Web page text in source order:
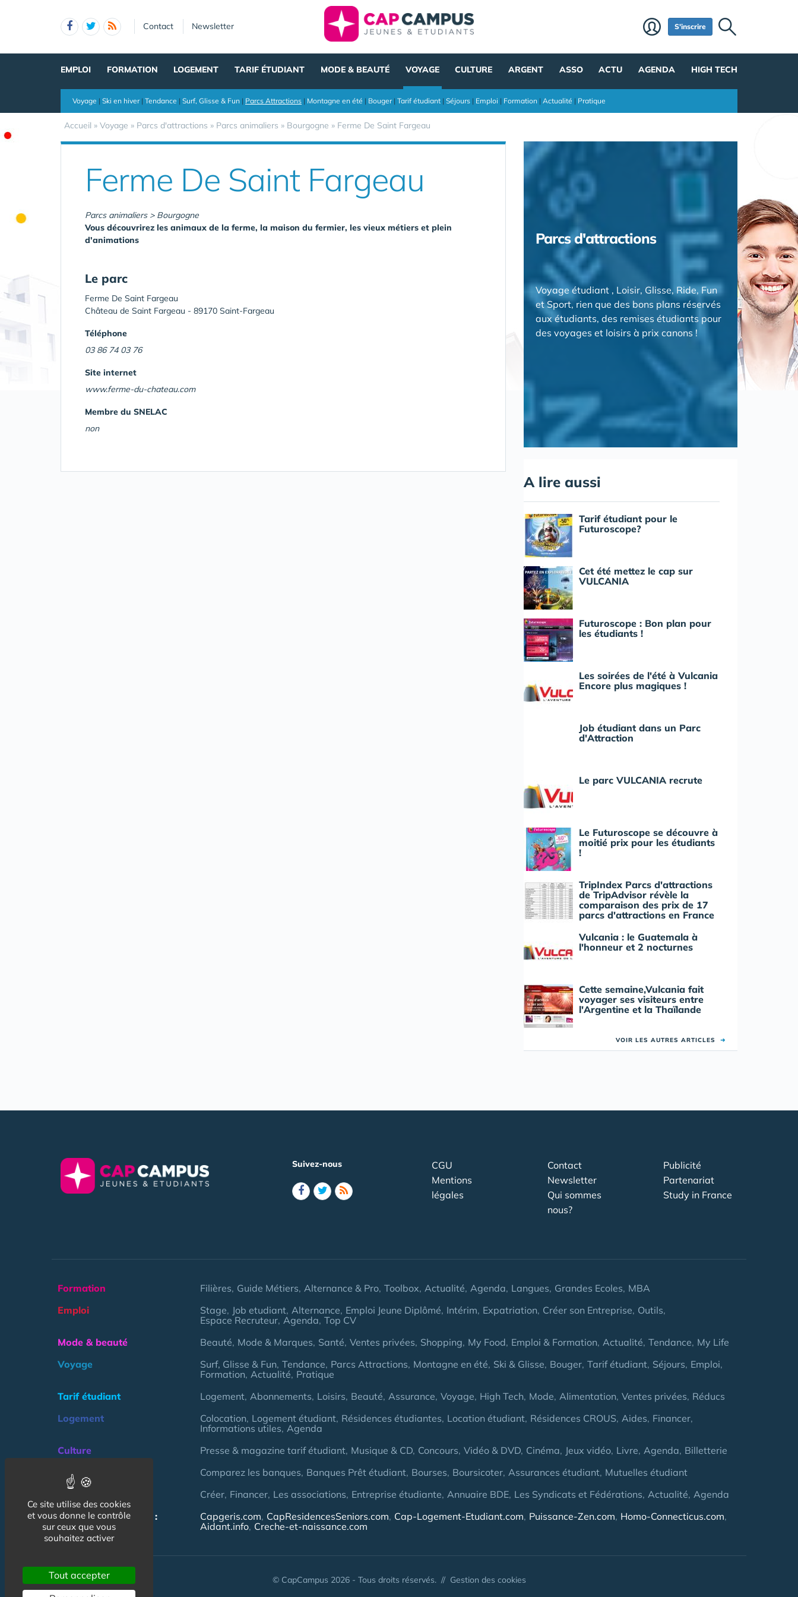
Contact Newsletter S'inscrire
EMPLOI FORMATION LOGEMENT TARIF ÉTUDIANT MODE & BEAUTÉ VOYAGE CULTURE ARGENT ASSO ACTU AGENDA HIGH TECH
Voyage | Ski en hiver| Tendance | Surf, Glisse & Fun | Parcs Attractions | Montagne en été | Bouger| Tarif étudiant | Séjours | Emploi | Formation | Actualité | Pratique
Accueil » Voyage » Parcs d'attractions » Parcs animaliers » Bourgogne » Ferme De Saint Fargeau
Ferme De Saint Fargeau
Parcs animaliers > Bourgogne
Vous découvrirez les animaux de la ferme, la maison du fermier, les vieux métiers et plein
d'animations
Le parc
Ferme De Saint Fargeau
Château de Saint Fargeau - 89170 Saint-Fargeau
Téléphone
03 86 74 03 76
Site internet
www.ferme-du-chateau.com
Membre du SNELAC
non
Parcs d'attractions
Voyage étudiant , Loisir, Glisse, Ride, Fun
et Sport, rien que des bons plans réservés
aux étudiants, des remises étudiants pour
des voyages et loisirs à prix canons !
A lire aussi
Tarif étudiant pour le
Futuroscope?
Cet été mettez le cap sur
VULCANIA
Futuroscope : Bon plan pour
les étudiants !
Les soirées de l'été à Vulcania
Encore plus magiques !
Job étudiant dans un Parc
d'Attraction
Le parc VULCANIA recrute
Le Futuroscope se découvre à
moitié prix pour les étudiants
!
TripIndex Parcs d'attractions
de TripAdvisor révèle la
comparaison des prix de 17
parcs d'attractions en France
Vulcania : le Guatemala à
l'honneur et 2 nocturnes
Cette semaine,Vulcania fait
voyager ses visiteurs entre
l'Argentine et la Thaïlande
VOIR LES AUTRES ARTICLES ➜
Suivez-nous
CGU
Mentions
légales
Contact
Newsletter
Qui sommes
nous?
Publicité
Partenariat
Study in France
Formation Filières Guide Métiers Alternance & Pro Toolbox Actualité Agenda Langues Grandes Ecoles MBA
Emploi
Stage Job etudiant Alternance Emploi Jeune Diplômé Intérim Expatriation Créer son Entreprise Outils
Espace Recruteur Agenda Top CV
Mode & beauté
Beauté Mode & Marques Santé Ventes privées Shopping My Food Emploi & Formation Actualité Tendance My Life
Voyage
Surf, Glisse & Fun Tendance Parcs Attractions Montagne en été Ski & Glisse Bouger Tarif étudiant Séjours Emploi
Formation Actualité Pratique
Tarif étudiant
Logement Abonnements Loisirs Beauté Assurance Voyage High Tech Mode Alimentation Ventes privées Réducs
Logement
Colocation Logement étudiant Résidences étudiantes Location étudiant Résidences CROUS Aides Financer
Informations utiles Agenda
Culture
Presse & magazine tarif étudiant Musique & CD Concours Vidéo & DVD Cinéma Jeux vidéo Livre Agenda Billetterie
Argent
Comparez les banques Banques Prêt étudiant Bourses Boursicoter Assurances étudiant Mutuelles étudiant
Créer Financer Les associations Entreprise étudiante Annuaire BDE Les Syndicats et Fédérations Actualité Agenda
NOS AUTRES SITES :
Capgeris.com CapResidencesSeniors.com Cap-Logement-Etudiant.com Puissance-Zen.com Homo-Connecticus.com
Aidant.info Creche-et-naissance.com
© CapCampus 2026 - Tous droits réservés. // Gestion des cookies
Ce site utilise des cookies
et vous donne le contrôle
sur ceux que vous
souhaitez activer
Tout accepter